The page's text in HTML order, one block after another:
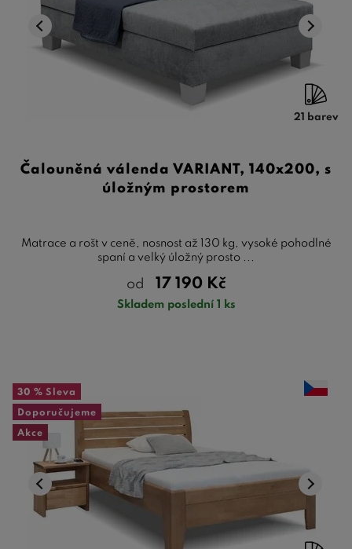
21 barev
Čalouněná válenda VARIANT, 140x200, s
úložným prostorem
Matrace a rošt v ceně, nosnost až 130 kg, vysoké pohodlné
spaní a velký úložný prosto ...
od 17 190 Kč
Skladem poslední 1 ks
30 % Sleva
Doporučujeme
Akce